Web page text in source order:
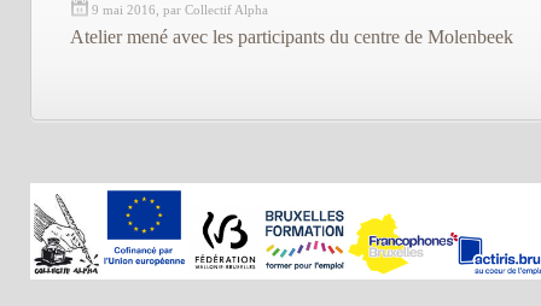
9 mai 2016, par Collectif Alpha
Atelier mené avec les participants du centre de Molenbeek